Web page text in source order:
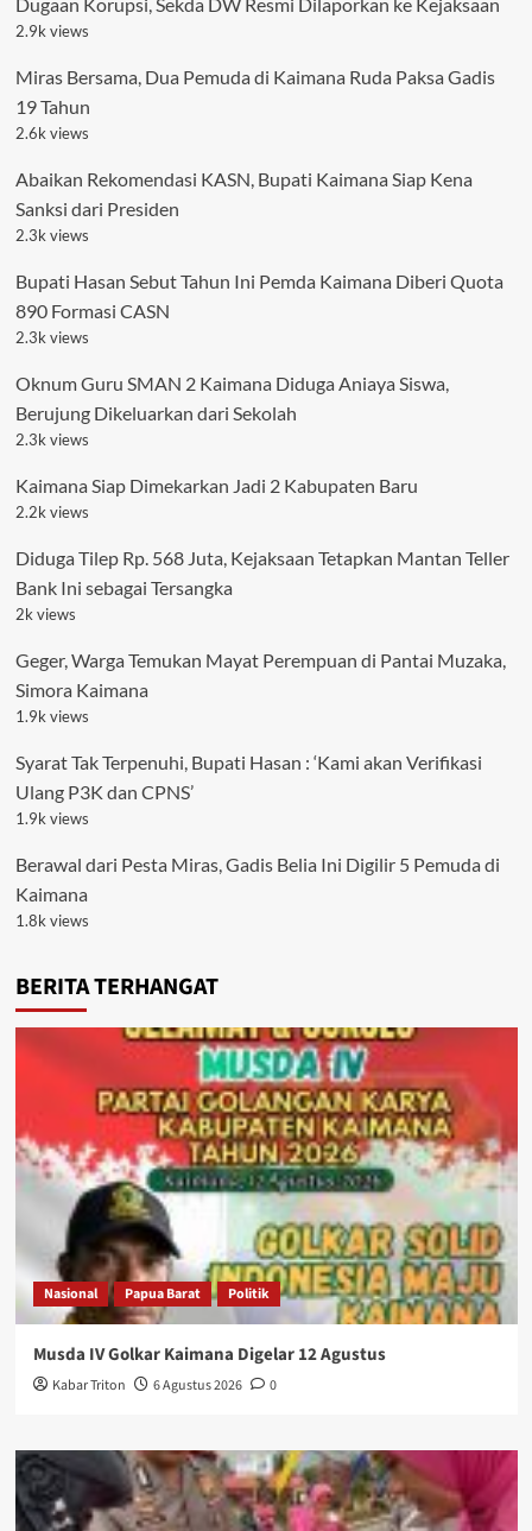
2.9k views
Miras Bersama, Dua Pemuda di Kaimana Ruda Paksa Gadis
19 Tahun
2.6k views
Abaikan Rekomendasi KASN, Bupati Kaimana Siap Kena
Sanksi dari Presiden
2.3k views
Bupati Hasan Sebut Tahun Ini Pemda Kaimana Diberi Quota
890 Formasi CASN
2.3k views
Oknum Guru SMAN 2 Kaimana Diduga Aniaya Siswa,
Berujung Dikeluarkan dari Sekolah
2.3k views
Kaimana Siap Dimekarkan Jadi 2 Kabupaten Baru
2.2k views
Diduga Tilep Rp. 568 Juta, Kejaksaan Tetapkan Mantan Teller
Bank Ini sebagai Tersangka
2k views
Geger, Warga Temukan Mayat Perempuan di Pantai Muzaka,
Simora Kaimana
1.9k views
Syarat Tak Terpenuhi, Bupati Hasan : ‘Kami akan Verifikasi
Ulang P3K dan CPNS’
1.9k views
Berawal dari Pesta Miras, Gadis Belia Ini Digilir 5 Pemuda di
Kaimana
1.8k views
BERITA TERHANGAT
Nasional Papua Barat Politik
Musda IV Golkar Kaimana Digelar 12 Agustus
Kabar Triton 6 Agustus 2026 0